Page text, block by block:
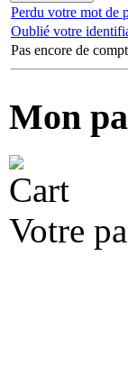
Perdu votre mot de
Oublié votre
Pas encore de
Mon
Votre